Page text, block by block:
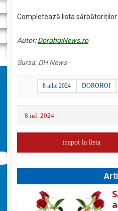
Completează lista sărbătoriților
Autor:DorohoiNews.ro
Sursa:DH News
8 iulie 2024 DOROHOI
8 iul. 2024
inapoi la lista